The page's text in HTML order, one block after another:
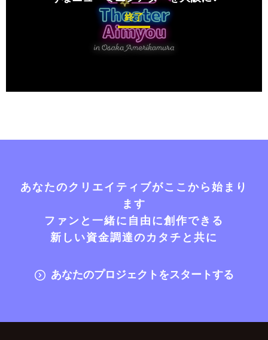
終了
あなたのクリエイティブがここから始まり
ます
ファンと一緒に自由に創作できる
新しい資金調達のカタチと共に
あなたのプロジェクトをスタートする